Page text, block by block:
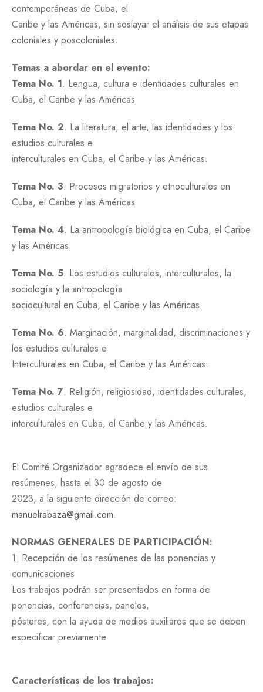
contemporáneas de Cuba, el
Caribe y las Américas, sin soslayar el análisis de sus etapas
coloniales y poscoloniales.
Temas a abordar en el evento:
Tema No. 1. Lengua, cultura e identidades culturales en
Cuba, el Caribe y las Américas
Tema No. 2. La literatura, el arte, las identidades y los
estudios culturales e
interculturales en Cuba, el Caribe y las Américas.
Tema No. 3. Procesos migratorios y etnoculturales en
Cuba, el Caribe y las Américas
Tema No. 4. La antropología biológica en Cuba, el Caribe
y las Américas.
Tema No. 5. Los estudios culturales, interculturales, la
sociología y la antropología
sociocultural en Cuba, el Caribe y las Américas.
Tema No. 6. Marginación, marginalidad, discriminaciones y
los estudios culturales e
Interculturales en Cuba, el Caribe y las Américas.
Tema No. 7. Religión, religiosidad, identidades culturales,
estudios culturales e
interculturales en Cuba, el Caribe y las Américas.
El Comité Organizador agradece el envío de sus
resúmenes, hasta el 30 de agosto de
2023, a la siguiente dirección de correo:
manuelrabaza@gmail.com.
NORMAS GENERALES DE PARTICIPACIÓN:
1. Recepción de los resúmenes de las ponencias y
comunicaciones
Los trabajos podrán ser presentados en forma de
ponencias, conferencias, paneles,
pósteres, con la ayuda de medios auxiliares que se deben
especificar previamente.
Características de los trabajos: